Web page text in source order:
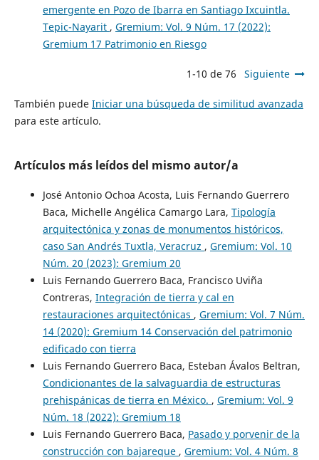
emergente en Pozo de Ibarra en Santiago Ixcuintla.
Tepic-Nayarit , Gremium: Vol. 9 Núm. 17 (2022):
Gremium 17 Patrimonio en Riesgo
1-10 de 76 Siguiente
También puede Iniciar una búsqueda de similitud avanzada
para este artículo.
Artículos más leídos del mismo autor/a
José Antonio Ochoa Acosta, Luis Fernando Guerrero
Baca, Michelle Angélica Camargo Lara, Tipología
arquitectónica y zonas de monumentos históricos,
caso San Andrés Tuxtla, Veracruz , Gremium: Vol. 10
Núm. 20 (2023): Gremium 20
Luis Fernando Guerrero Baca, Francisco Uviña
Contreras, Integración de tierra y cal en
restauraciones arquitectónicas , Gremium: Vol. 7 Núm.
14 (2020): Gremium 14 Conservación del patrimonio
edificado con tierra
Luis Fernando Guerrero Baca, Esteban Ávalos Beltran,
Condicionantes de la salvaguardia de estructuras
prehispánicas de tierra en México. , Gremium: Vol. 9
Núm. 18 (2022): Gremium 18
Luis Fernando Guerrero Baca, Pasado y porvenir de la
construcción con bajareque , Gremium: Vol. 4 Núm. 8